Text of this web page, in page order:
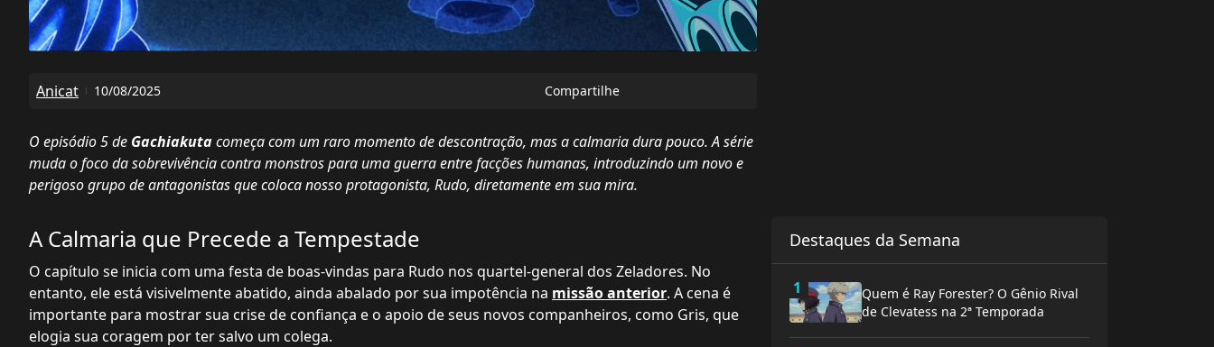
Destaques da Semana
1
Quem é Ray Forester? O Gênio Rival
de Clevatess na 2ª Temporada
Anicat 10/08/2025 Compartilhe
O episódio 5 de Gachiakutacomeça com um raro momento de descontração, mas a calmaria dura pouco. A série
muda o foco da sobrevivência contra monstros para uma guerra entre facções humanas, introduzindo um novo e
perigoso grupo de antagonistas que coloca nosso protagonista, Rudo, diretamente em sua mira.
A Calmaria que Precede a Tempestade
O capítulo se inicia com uma festa de boas-vindas para Rudo nos quartel-general dos Zeladores. No
entanto, ele está visivelmente abatido, ainda abalado por sua impotência na missão anterior. A cena é
importante para mostrar sua crise de confiança e o apoio de seus novos companheiros, como Gris, que
elogia sua coragem por ter salvo um colega.